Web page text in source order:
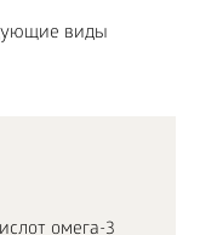
виды
омега-3